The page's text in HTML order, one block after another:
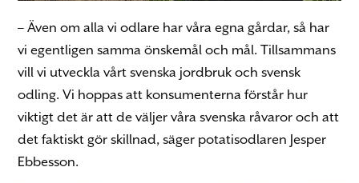
– Även om alla vi odlare har våra egna gårdar, så har
vi egentligen samma önskemål och mål. Tillsammans
vill vi utveckla vårt svenska jordbruk och svensk
odling. Vi hoppas att konsumenterna förstår hur
viktigt det är att de väljer våra svenska råvaror och att
det faktiskt gör skillnad, säger potatisodlaren Jesper
Ebbesson.